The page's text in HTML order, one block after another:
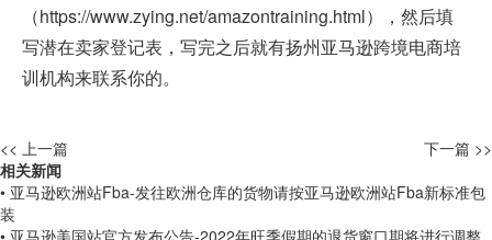
（https://www.zying.net/amazontraining.html），然后填
写潜在卖家登记表，写完之后就有扬州亚马逊跨境电商培
训机构来联系你的。
<< 上一篇
下一篇 >>
相关新闻
• 亚马逊欧洲站Fba-发往欧洲仓库的货物请按亚马逊欧洲站Fba新标准包
装